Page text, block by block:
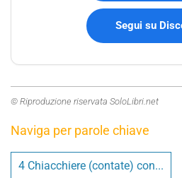
Segui su
© Riproduzione riservata SoloLibri.net
Naviga per parole chiave
4 Chiacchiere (contate) con...